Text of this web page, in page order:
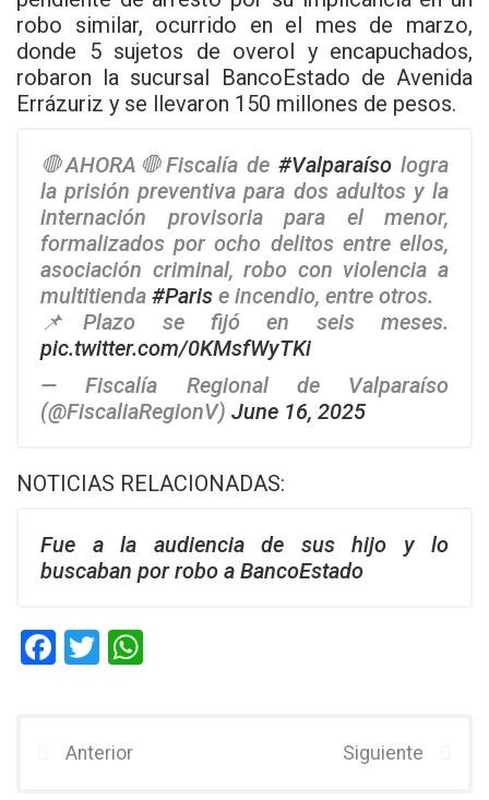
robo similar, ocurrido en el mes de marzo,
donde 5 sujetos de overol y encapuchados,
robaron la sucursal BancoEstado de Avenida
Errázuriz y se llevaron 150 millones de pesos.
🛑AHORA🛑Fiscalía de #Valparaísologra
la prisión preventiva para dos adultos y la
internación provisoria para el menor,
formalizados por ocho delitos entre ellos,
asociación criminal, robo con violencia a
multitienda #Paris e incendio, entre otros.
📌Plazo se fijó en seis meses.
pic.twitter.com/0KMsfWyTKi
— Fiscalía Regional de Valparaíso
(@FiscaliaRegionV) June 16, 2025
NOTICIAS RELACIONADAS:
Fue a la audiencia de sus hijo y lo
buscaban por robo a BancoEstado
F
b
T
er
Anterior Siguiente